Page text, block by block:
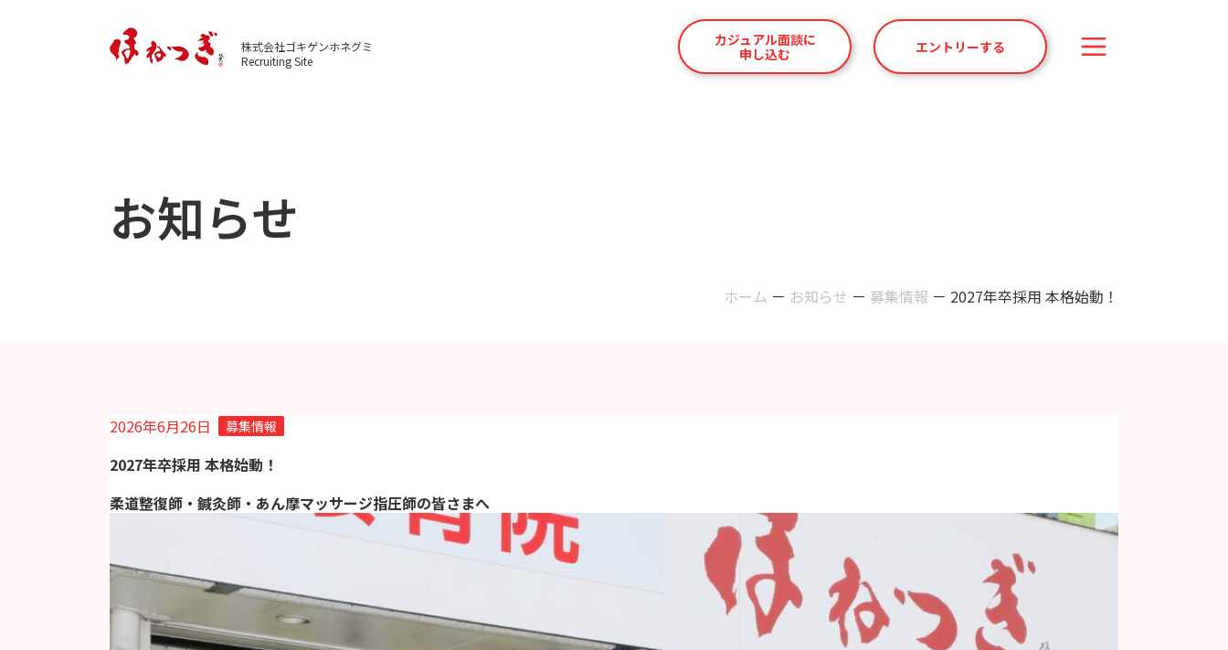
株式会社ゴキゲンホネグミ
Recruiting Site
カジュアル面談に
申し込む
エントリーする
お知らせ
ホーム － お知らせ － 募集情報 － 2027年卒採用 本格始動！
2026年6月26日 募集情報
2027年卒採用 本格始動！
柔道整復師・鍼灸師・あん摩マッサージ指圧師の皆さまへ